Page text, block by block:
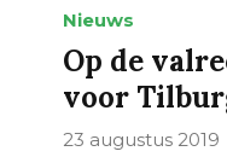
Nieuws
Op de
voor
23 augustus 2019